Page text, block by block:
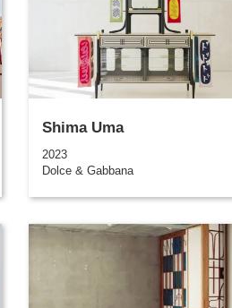
Shima Uma
2023
Dolce & Gabbana